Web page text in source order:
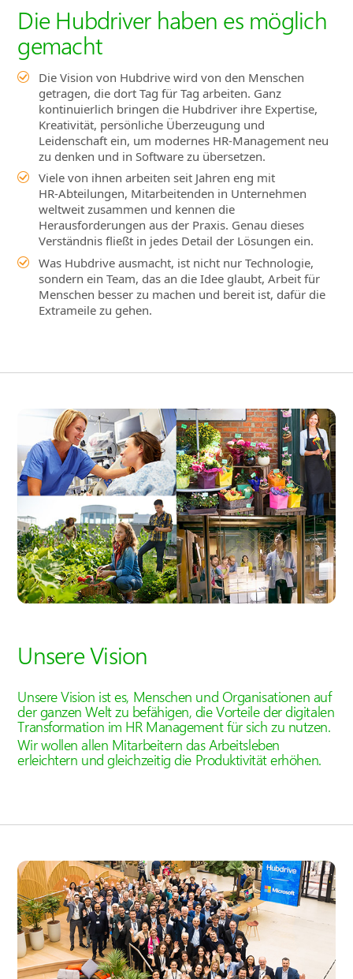
Die Hubdriver haben es möglich
gemacht
Die Vision von Hubdrive wird von den Menschen
getragen, die dort Tag für Tag arbeiten. Ganz
kontinuierlich bringen die Hubdriver ihre Expertise,
Kreativität, persönliche Überzeugung und
Leidenschaft ein, um modernes HR‑Management neu
zu denken und in Software zu übersetzen.
Viele von ihnen arbeiten seit Jahren eng mit
HR‑Abteilungen, Mitarbeitenden in Unternehmen
weltweit zusammen und kennen die
Herausforderungen aus der Praxis. Genau dieses
Verständnis fließt in jedes Detail der Lösungen ein.
Was Hubdrive ausmacht, ist nicht nur Technologie,
sondern ein Team, das an die Idee glaubt, Arbeit für
Menschen besser zu machen und bereit ist, dafür die
Extrameile zu gehen.
Unsere Vision
Unsere Vision ist es, Menschen und Organisationen auf
der ganzen Welt zu befähigen, die Vorteile der digitalen
Transformation im HR Management für sich zu nutzen.
Wir wollen allen Mitarbeitern das Arbeitsleben
erleichtern und gleichzeitig die Produktivität erhöhen.